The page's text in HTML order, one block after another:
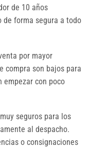
de 10 años
de forma segura a todo
por mayor
compra son bajos para
empezar con poco
seguros para los
al despacho.
o consignaciones